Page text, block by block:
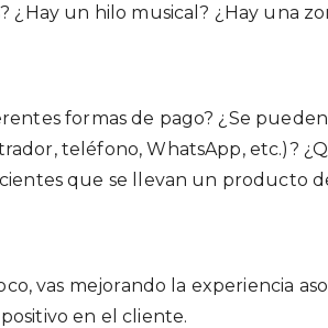
¿Hay un hilo musical? ¿Hay una
formas de pago? ¿Se
teléfono, WhatsApp, etc.)?
que se llevan un producto
vas mejorando la experiencia
en el cliente.